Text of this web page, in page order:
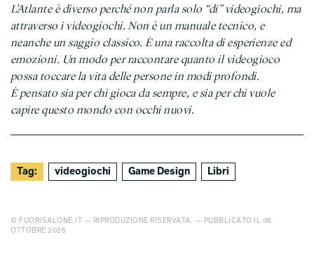
L’Atlante è diverso perché non parla solo “di” videogiochi, ma
attraverso i videogiochi. Non è un manuale tecnico, e
neanche un saggio classico. È una raccolta di esperienze ed
emozioni. Un modo per raccontare quanto il videogioco
possa toccare la vita delle persone in modi profondi.
È pensato sia per chi gioca da sempre, e sia per chi vuole
capire questo mondo con occhi nuovi.
Tag: videogiochi Game Design Libri
© FUORISALONE.IT — RIPRODUZIONE RISERVATA. — PUBBLICATO IL 06
OTTOBRE 2025